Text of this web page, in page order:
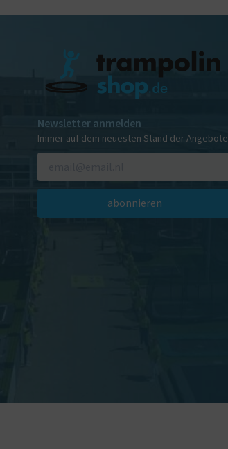
Newsletter anmelden
Immer auf dem neuesten Stand der Angebote
abonnieren